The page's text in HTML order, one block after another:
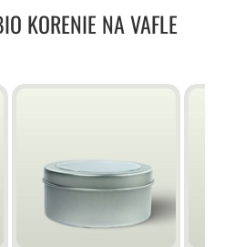
KORENIE NA VAFLE